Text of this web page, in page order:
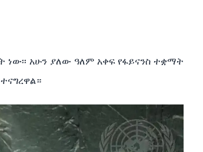
አሁን ያለው ዓለም አቀፍ የፋይናንስ ተቋማት